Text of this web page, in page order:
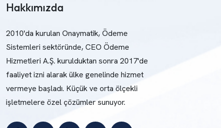
Hakkımızda
2010'da kurulan Onaymatik, Ödeme
Sistemleri sektöründe, CEO Ödeme
Hizmetleri A.Ş. kurulduktan sonra 2017'de
faaliyet izni alarak ülke genelinde hizmet
vermeye başladı. Küçük ve orta ölçekli
işletmelere özel çözümler sunuyor.